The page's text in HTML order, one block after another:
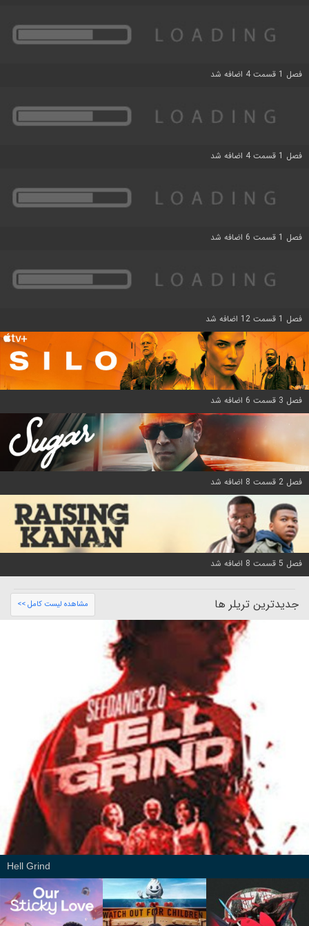
فصل 1 قسمت 4 اضافه شد
فصل 1 قسمت 4 اضافه شد
فصل 1 قسمت 6 اضافه شد
فصل 1 قسمت 12 اضافه شد
فصل 3 قسمت 6 اضافه شد
فصل 2 قسمت 8 اضافه شد
فصل 5 قسمت 8 اضافه شد
جدیدترین تریلر ها مشاهده لیست کامل >>
Hell Grind